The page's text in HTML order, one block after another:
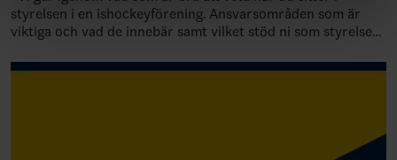
styrelsen i en ishockeyförening. Ansvarsområden som är
viktiga och vad de innebär samt vilket stöd ni som styrelse